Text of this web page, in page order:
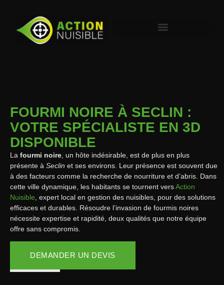
FOURMI NOIRE À SECLIN :
VOTRE SPÉCIALISTE EN 3D
DISPONIBLE
La fourmi noire , un hôte indésirable, est de plus en plus
présente à Seclin et ses environs. Leur présence est souvent due
à des facteurs comme la recherche de nourriture et d’abris. Dans
cette ville dynamique, les habitants se tournent versAction
Nuisible , expert local en gestion des nuisibles, pour des solutions
efficaces et durables. Résoudre l’invasion de fourmis noires
nécessite expertise et rapidité, deux qualités que notre équipe
offre sans compromis.
DEMANDER UN DEVIS